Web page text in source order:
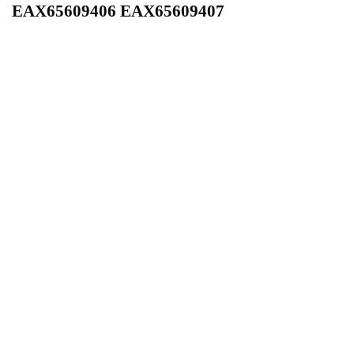
EAX65609406 EAX65609407